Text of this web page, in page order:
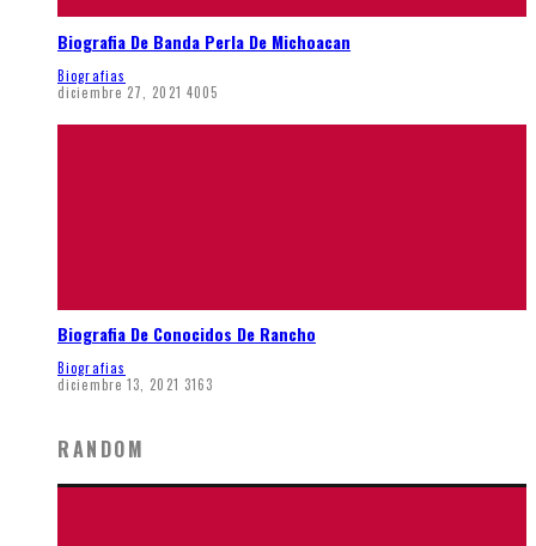
Biografia De Banda Perla De Michoacan
Biografias
diciembre 27, 2021 4005
Biografia De Conocidos De Rancho
Biografias
diciembre 13, 2021 3163
RANDOM